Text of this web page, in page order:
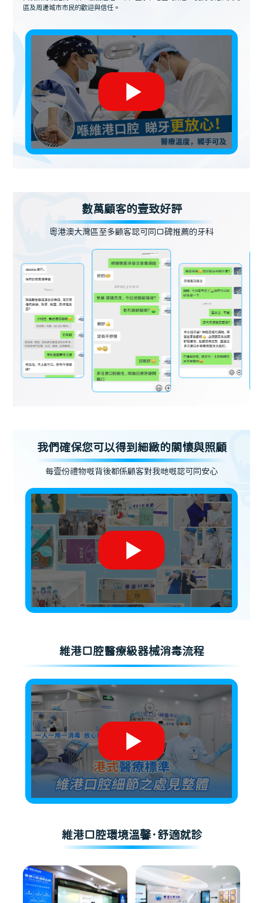
區及周邊城市市民的歡迎與信任。
數萬顧客的壹致好評
粵港澳大灣區至多顧客認可同口碑推薦的牙科
我們確保您可以得到細緻的關懷與照顧
每壹份禮物嘅背後都係顧客對我哋嘅認可同安心
維港口腔醫療級器械消毒流程
維港口腔環境溫馨·舒適就診